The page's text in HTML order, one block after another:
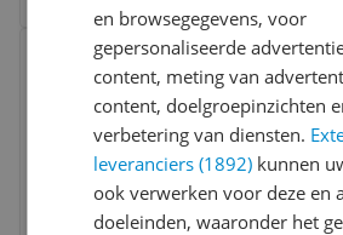
Vergelijken
Bekijk product
en browsegegevens, voor
gepersonaliseerde
content, meting van
content, doelgroepinzichten
verbetering van diensten.
leveranciers (1892) kunnen
ook verwerken voor deze en
doeleinden, waaronder het